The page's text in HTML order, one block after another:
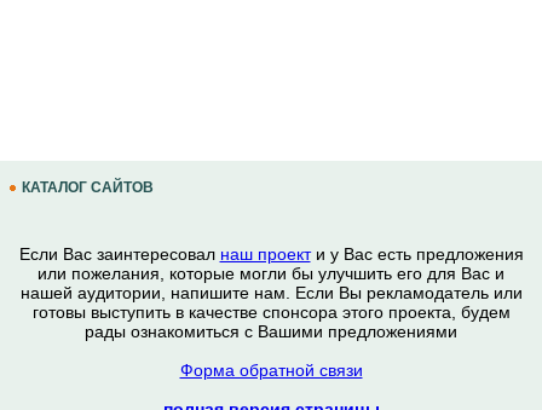
КАТАЛОГ САЙТОВ
Если Вас заинтересовал наш проекти у Вас есть предложения
или пожелания, которые могли бы улучшить его для Вас и
нашей аудитории, напишите нам. Если Вы рекламодатель или
готовы выступить в качестве спонсора этого проекта, будем
рады ознакомиться с Вашими предложениями
Форма обратной связи